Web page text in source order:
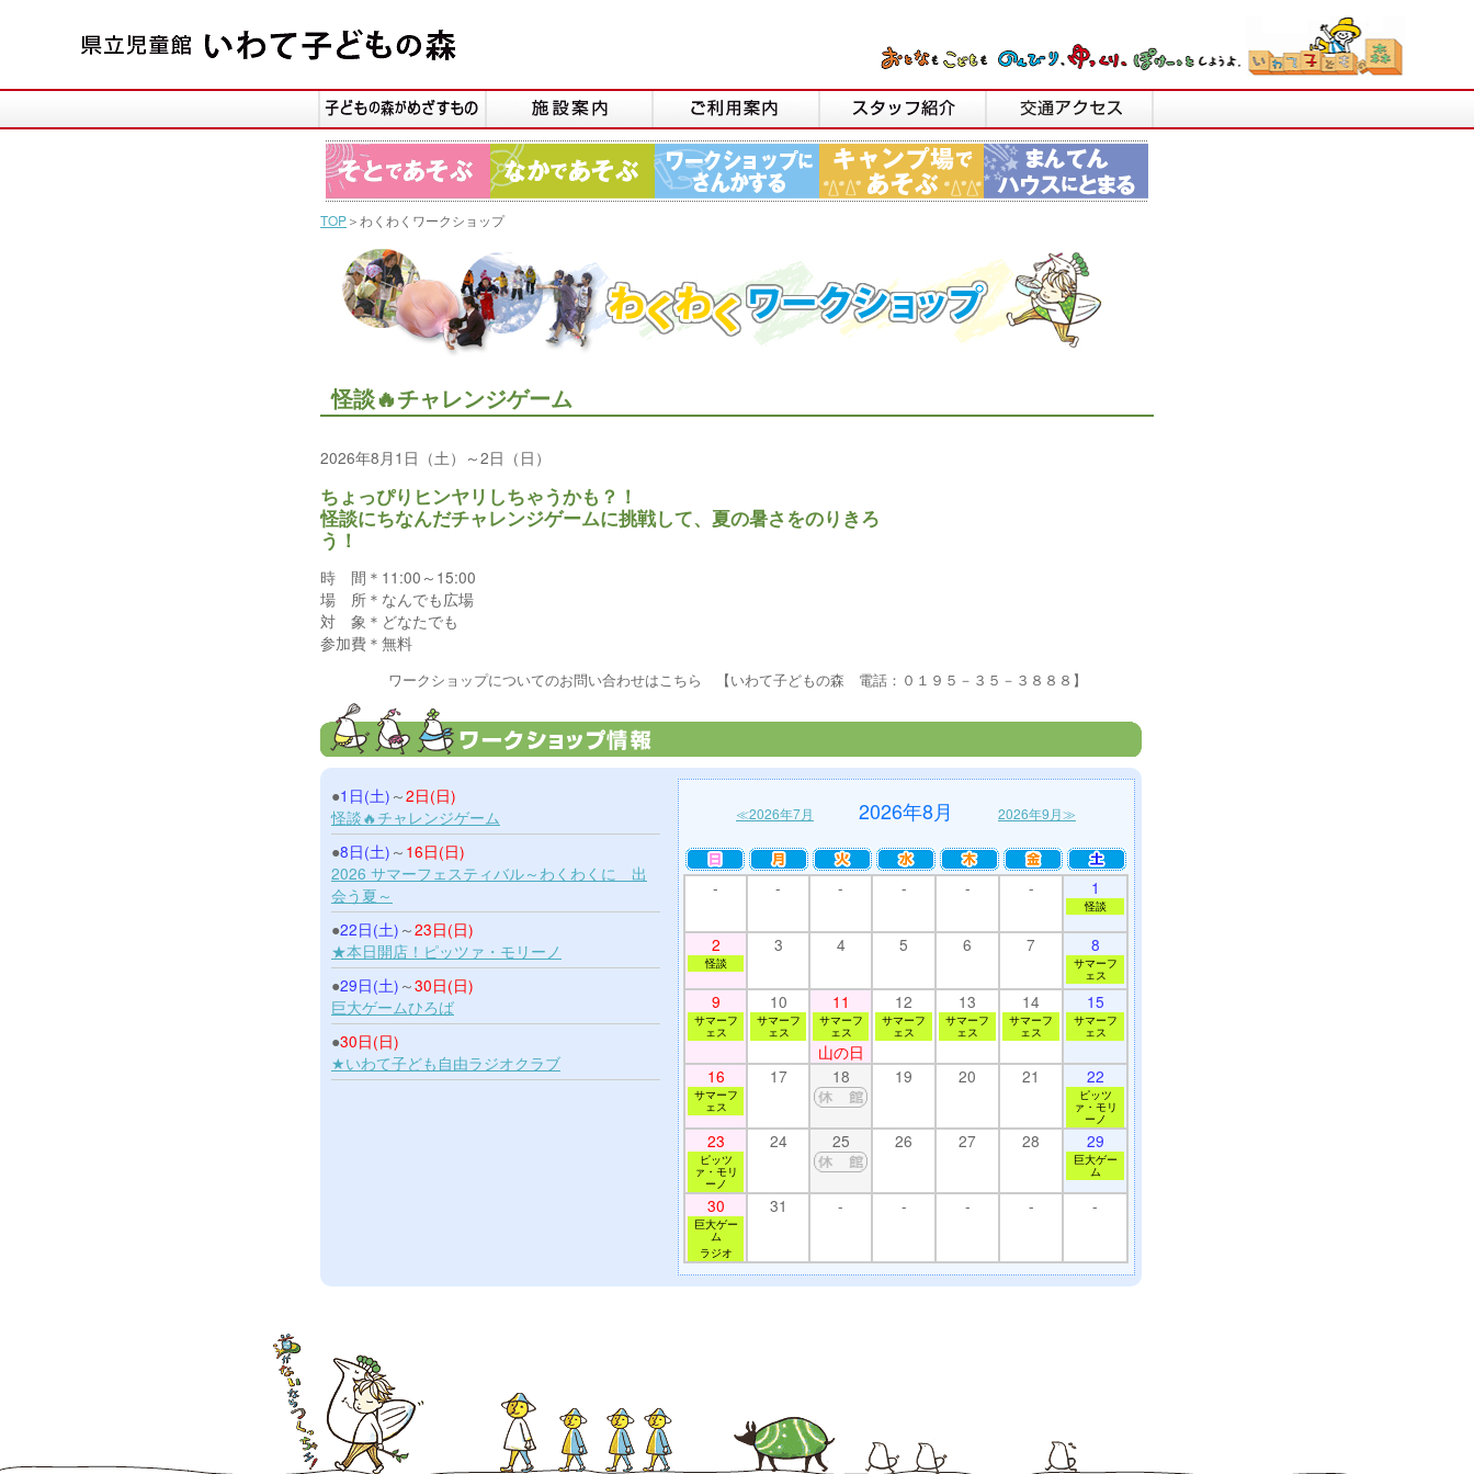
TOP＞わくわくワークショップ
怪談🔥チャレンジゲーム
2026年8月1日（土）～2日（日）
ちょっぴりヒンヤリしちゃうかも？！
怪談にちなんだチャレンジゲームに挑戦して、夏の暑さをのりきろ
う！
時 間＊11:00～15:00
場 所＊なんでも広場
対 象＊どなたでも
参加費＊無料
ワークショップについてのお問い合わせはこちら 【いわて子どもの森 電話：０１９５－３５－３８８８】
●1日(土) ～2日(日)
怪談🔥チャレンジゲーム
●8日(土) ～ 16日(日)
2026 サマーフェスティバル～わくわくに 出
会う夏～
●22日(土) ～23日(日)
★本日開店！ピッツァ・モリーノ
●29日(土) ～30日(日)
巨大ゲームひろば
●30日(日)
★いわて子ども自由ラジオクラブ
≪2026年7月 2026年8月 2026年9月≫
- - - - - - 1
怪談
2
怪談
3 4 5 6 7 8
サマーフ
ェス
9
サマーフ
ェス
10
サマーフ
ェス
11
サマーフ
ェス
山の日
12
サマーフ
ェス
13
サマーフ
ェス
14
サマーフ
ェス
15
サマーフ
ェス
16
サマーフ
ェス
17 18 19 20 21 22
ピッツ
ァ・モリ
ーノ
23
ピッツ
ァ・モリ
ーノ
24 25 26 27 28 29
巨大ゲー
ム
30
巨大ゲー
ム
ラジオ
31 - - - - -